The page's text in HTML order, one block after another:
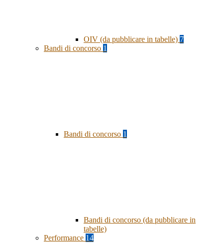
OIV (da pubblicare in tabelle) 7
Bandi di concorso 1
Bandi di concorso 1
Bandi di concorso (da pubblicare in
tabelle)
Performance 14